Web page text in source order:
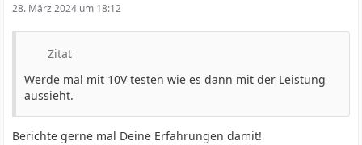
28. März 2024 um 18:12
Zitat
Werde mal mit 10V testen wie es dann mit der Leistung
aussieht.
Berichte gerne mal Deine Erfahrungen damit!